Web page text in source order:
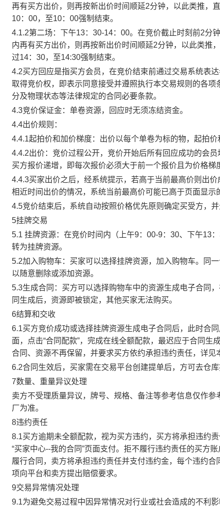
再有买方出价，则再按新出价时间顺延2分钟，以此类推，
10：00，至10：00强制结束。
4.1.2第二场：下午13：30-14：00。在竞价截止时刻前2分
内再有买方出价，则再按新出价时间顺延2分钟，以此类推
过14：30，至14:30强制结束。
4.2买方回应是指买方会员，在竞价结束前通过交易系统表
取得竞价权，即表示同意接受并遵照执行本交易规则的各
分及物理状态等法律规定的合同必要条款。
4.3竞价保证金：单卷资源，回应时无须冻结资金。
4.4出价规则：
4.4.1起拍价和加价梯度：出价以每个单卷为标的物，起拍
4.4.2出价：竞价过程公开，竞价开始后所有回应成功的会
买方报价递增，即每次报价必须大于前一个报价且为价格
4.4.3买家出价之后，经系统提示，若高于当前最高价则出
相近时间出价的情况，系统当前最高价可能已高于页面显示
4.5竞价结束后，系统自动按照价格优先原则确定买受方，
5挂牌交易
5.1 挂牌资源：在竞价时间内（上午9：00-9：30、下午13
转为挂牌资源。
5.2加入购物车：买家可以选择挂牌资源，加入购物车。同
以随意删除或添加资源。
5.3生成合同：买方可以选择购物车中的资源生成电子合同
同生成后，资源即被锁定，其他买家无法购买。
6结算和交收
6.1买方竞价成功或选择挂牌资源生成电子合同后，此时合
面，点击“合同配款”，完成在线全额配款，最迟应于合同
合同、资源不再保留，并要求买方依约承担违约责任，详见
6.2合同生效后，买家需在交易平台创建提单后，方可去仓
7数量、重量异议处理
卖方不受理质量异议，牌号、规格、备注等参考信息仅作
厂为准。
8违约责任
8.1买方逾期未全额配款，视为买方违约，买方将承担违约
“买家中心--我的合同”页面支付。拒不履行违约责任的买方
履行合同，卖方将承担违约责任并支付违约金，每个违约
项向平台和卖方提出赔偿要求。
9交易异常情况处理
9.1为避免交易过程中因异常情况对行业或社会造成的不利